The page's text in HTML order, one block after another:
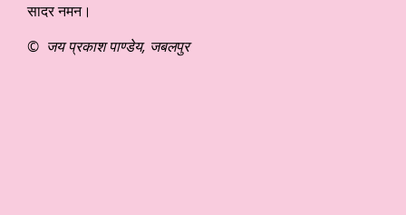
सादर नमन।
© जय प्रकाश पाण्डेय, जबलपुर